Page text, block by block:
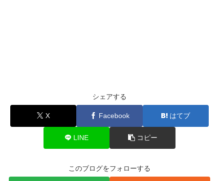
シェアする
X Facebook はてブ
LINE コピー
このブログをフォローする